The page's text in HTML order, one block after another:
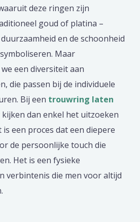
deze ringen zijn
goud of platina –
en de schoonheid
Maar
een diversiteit aan
die passen bij de individuele
Bij een trouwring laten
dan enkel het uitzoeken
is een proces dat een diepere
de persoonlijke touch die
Het is een fysieke
verbintenis die men voor altijd